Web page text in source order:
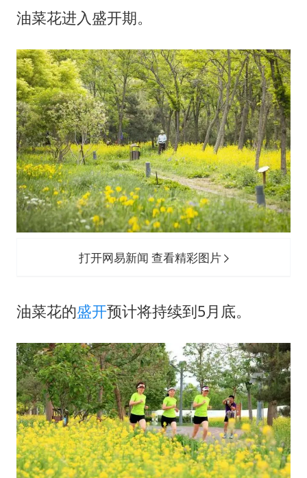
油菜花进入盛开期。
打开网易新闻 查看精彩图片
油菜花的盛开预计将持续到5月底。